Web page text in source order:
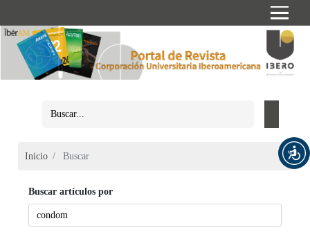
Inicio Buscar
Buscar artículos por